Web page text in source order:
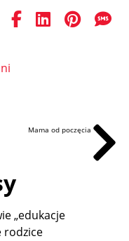
Mama od poczęcia
„edukacje
rodzice